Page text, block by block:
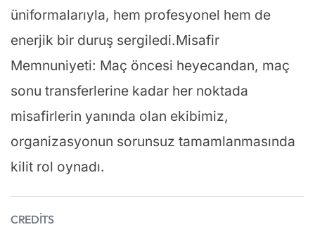
üniformalarıyla, hem profesyonel hem de
enerjik bir duruş sergiledi.Misafir
Memnuniyeti: Maç öncesi heyecandan, maç
sonu transferlerine kadar her noktada
misafirlerin yanında olan ekibimiz,
organizasyonun sorunsuz tamamlanmasında
kilit rol oynadı.
CREDITS